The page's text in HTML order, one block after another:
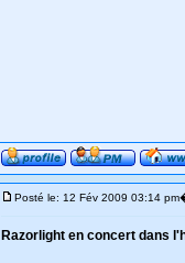
Posté le: 12 Fév 2009 03:14 pm
Razorlight en concert dans